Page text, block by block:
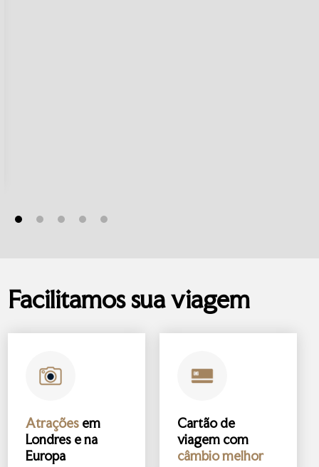
Facilitamos sua viagem
Atrações em
Londres e na
Europa
Cartão de
viagem com
câmbio melhor